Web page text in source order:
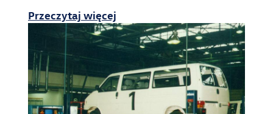
Strefa Pracownika_czki
Przeczytaj więcej